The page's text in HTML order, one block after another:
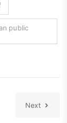
public
Next